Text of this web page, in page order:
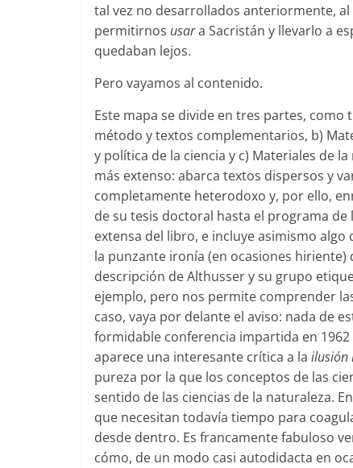
tal vez no desarrollados anteriormente,
permitirnos usara Sacristán y llevarlo a
quedaban lejos.
Pero vayamos al contenido.
Este mapa se divide en tres partes,
método y textos complementarios, b)
y política de la ciencia y c) Materiales de
más extenso: abarca textos dispersos y
completamente heterodoxo y, por ello,
de su tesis doctoral hasta el programa
extensa del libro, e incluye asimismo
la punzante ironía (en ocasiones
descripción de Althusser y su grupo
ejemplo, pero nos permite comprender
caso, vaya por delante el aviso: nada de
formidable conferencia impartida en
aparece una interesante crítica a la ilusión
pureza por la que los conceptos de las
sentido de las ciencias de la naturaleza.
que necesitan todavía tiempo para
desde dentro. Es francamente fabuloso
cómo, de un modo casi autodidacta en